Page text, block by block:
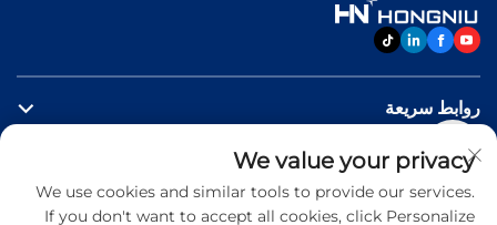
روابط سريعة
منتجات
We value your privacy
We use cookies and similar tools to provide our services.
If you don't want to accept all cookies, click Personalize